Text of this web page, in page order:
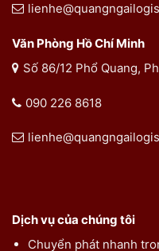
Văn Phòng Hồ Chí Minh
Số 86/12 Phổ Quang,
090 226 8618
Dịch vụ của chúng tôi
Chuyển phát nhanh